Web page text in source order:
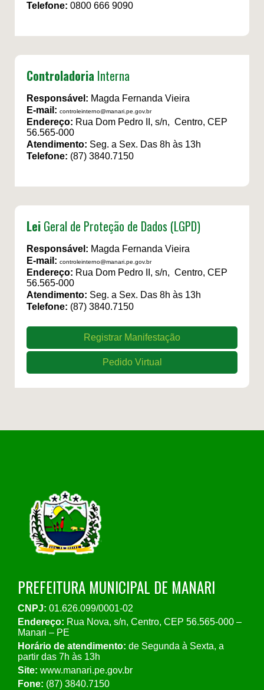
Telefone: 0800 666 9090
Controladoria Interna
Responsável: Magda Fernanda Vieira
E-mail: controleinterno@manari.pe.gov.br
Endereço: Rua Dom Pedro II, s/n, Centro, CEP
56.565-000
Atendimento: Seg. a Sex. Das 8h às 13h
Telefone: (87) 3840.7150
Lei Geral de Proteção de Dados (LGPD)
Responsável: Magda Fernanda Vieira
E-mail: controleinterno@manari.pe.gov.br
Endereço: Rua Dom Pedro II, s/n, Centro, CEP
56.565-000
Atendimento: Seg. a Sex. Das 8h às 13h
Telefone: (87) 3840.7150
Registrar Manifestação
Pedido Virtual
PREFEITURA MUNICIPAL DE MANARI
CNPJ: 01.626.099/0001-02
Endereço: Rua Nova, s/n, Centro, CEP 56.565-000 –
Manari – PE
Horário de atendimento: de Segunda à Sexta, a
partir das 7h às 13h
Site: www.manari.pe.gov.br
Fone: (87) 3840.7150